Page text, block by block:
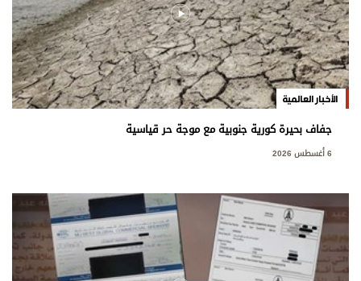
الأخبار العالمية
جفاف بحيرة كورية جنوبية مع موجة حر قياسية
6 أغسطس 2026